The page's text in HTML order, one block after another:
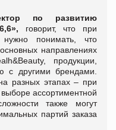
по развитию
говорит, что при
нужно понимать, что
направлениях
продукции,
с другими брендами.
разных этапах – при
ассортиментной
также могут
партий заказа